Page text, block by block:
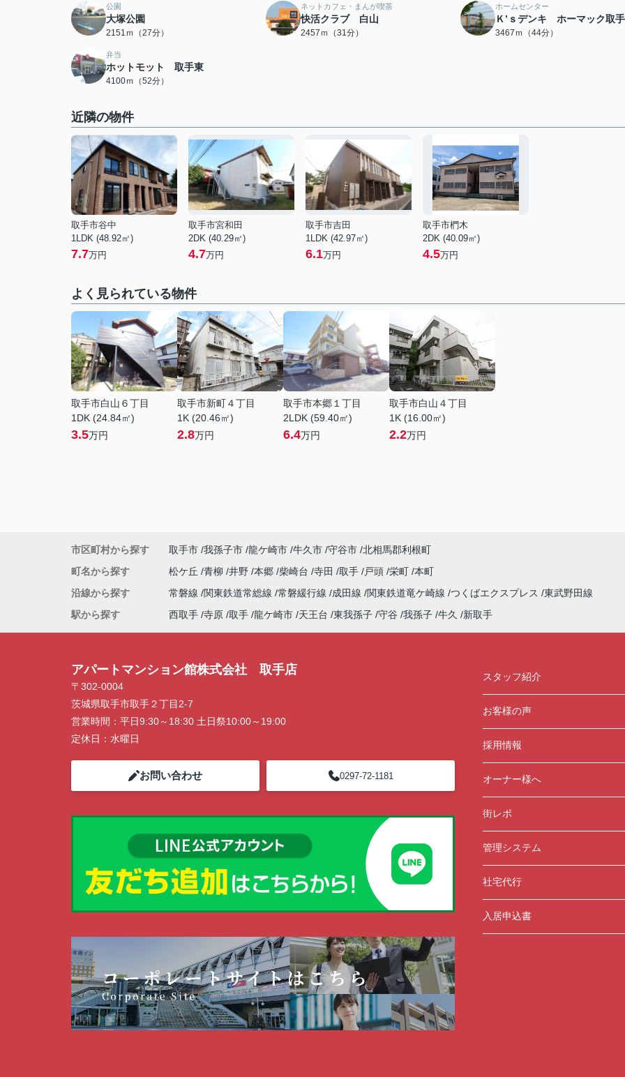
公園
大塚公園
2151ｍ（27分）
ネットカフェ・まんが喫茶
快活クラブ 白山
2457ｍ（31分）
ホームセンター
Ｋ’ｓデンキ ホーマック取
3467ｍ（44分）
弁当
ホットモット 取手東
4100ｍ（52分）
近隣の物件
取手市谷中
1LDK (48.92㎡)
7.7万円
取手市宮和田
2DK (40.29㎡)
4.7万円
取手市吉田
1LDK (42.97㎡)
6.1万円
取手市椚木
2DK (40.09㎡)
4.5万円
よく見られている物件
取手市白山６丁目
1DK (24.84㎡)
3.5万円
取手市新町４丁目
1K (20.46㎡)
2.8万円
取手市本郷１丁目
2LDK (59.40㎡)
6.4万円
取手市白山４丁目
1K (16.00㎡)
2.2万円
市区町村から探す 取手市 我孫子市 龍ケ崎市 牛久市 守谷市 北相馬郡利根町
町名から探す
松ケ丘 青柳 井野 本郷 柴崎台 寺田 取手 戸頭 栄町 本町
沿線から探す
常磐線 関東鉄道常総線 常磐緩行線 成田線 関東鉄道竜ケ崎線 つくばエクスプレス
東武野田線
駅から探す
西取手 寺原 取手 龍ケ崎市 天王台 東我孫子 守谷 我孫子 牛久 新取手
アパートマンション館株式会社 取手店
〒302-0004
茨城県取手市取手２丁目2-7
営業時間： 平日9:30～18:30 土日祭10:00～19:00
定休日： 水曜日
お問い合わせ 0297-72-1181
スタッフ紹介
お客様の声
採用情報
オーナー様へ
街レポ
管理システム
社宅代行
入居申込書